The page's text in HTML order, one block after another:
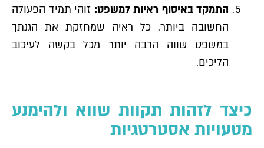
התמקד באיסוף ראיות למשפט: זוהי תמיד הפעולה
החשובה ביותר. כל ראיה שמחזקת את הגנתך
במשפט שווה הרבה יותר מכל בקשה לעיכוב
הליכים.
כיצד לזהות תקוות שווא ולהימנע
מטעויות אסטרטגיות